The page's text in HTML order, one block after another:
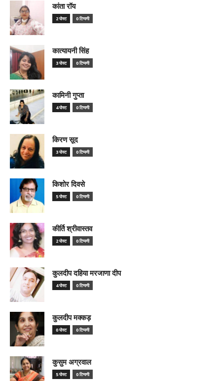
कांता रॉय
2 पोस्ट 0 टिप्पणी
कात्यायनी सिंह
3 पोस्ट 0 टिप्पणी
कामिनी गुप्ता
4 पोस्ट 0 टिप्पणी
किरण सूद
3 पोस्ट 0 टिप्पणी
किशोर दिवसे
5 पोस्ट 0 टिप्पणी
कीर्ति श्रीवास्तव
2 पोस्ट 0 टिप्पणी
कुलदीप दहिया मरजाणा दीप
4 पोस्ट 0 टिप्पणी
कुलदीप मक्कड़
0 पोस्ट 0 टिप्पणी
कुसुम अग्रवाल
5 पोस्ट 0 टिप्पणी